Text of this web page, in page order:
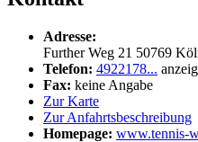
Adresse:
Further Weg 21 50769
Telefon: 4922178...
Fax: keine Angabe
Zur Karte
Zur Anfahrtsbeschreibung
Homepage: www.tennis-